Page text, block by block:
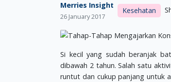
Merries Insight
26 January 2017
Kesehatan
Si kecil yang sudah beranjak
dibawah 2 tahun. Salah satu
runtut dan cukup panjang untuk